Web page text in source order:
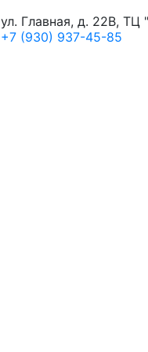
ул. Главная, д. 22В, ТЦ
+7 (930) 937-45-85